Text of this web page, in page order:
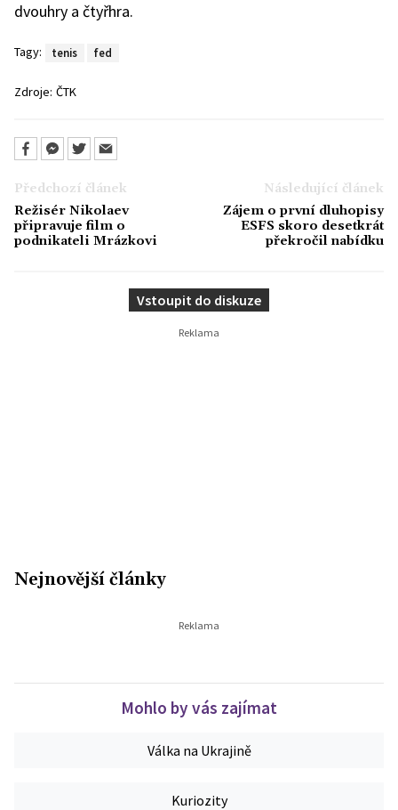
dvouhry a čtyřhra.
Tagy: tenis fed
Zdroje: ČTK
Předchozí článek
Režisér Nikolaev
připravuje film o
podnikateli Mrázkovi
Následující článek
Zájem o první dluhopisy
ESFS skoro desetkrát
překročil nabídku
Vstoupit do diskuze
Nejnovější články
Mohlo by vás zajímat
Válka na Ukrajině
Kuriozity